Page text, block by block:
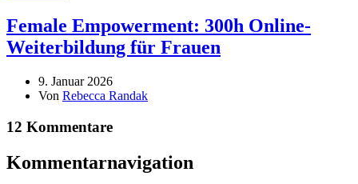
Female Empowerment: 300h Online-
Weiterbildung für Frauen
9. Januar 2026
Von Rebecca Randak
12 Kommentare
Kommentarnavigation